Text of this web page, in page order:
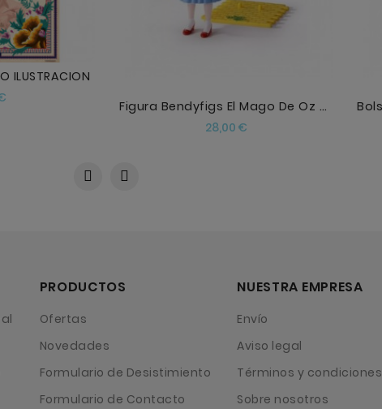
ILUSTRACION
Precio
Figura Bendyfigs El Mago De Oz Dorothy
28,00 €Precio
PRODUCTOS
Ofertas
Novedades
Formulario de Desistimiento
Formulario de Contacto
NUESTRA EMPRESA
Envío
Aviso legal
Términos y condiciones
Sobre nosotros